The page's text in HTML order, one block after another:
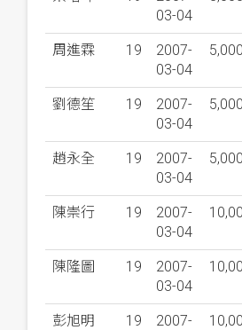
03-04
周進霖 19
2007-
03-04
5,000
劉德笙 19
2007-
03-04
5,000
趙永全 19
2007-
03-04
5,000
陳崇行 19
2007-
03-04
陳隆圖 19
2007-
03-04
彭旭明 19
2007-